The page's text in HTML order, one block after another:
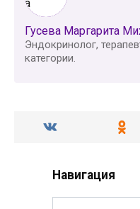
Гусева Маргарита
Эндокринолог,
категории.
Навигация